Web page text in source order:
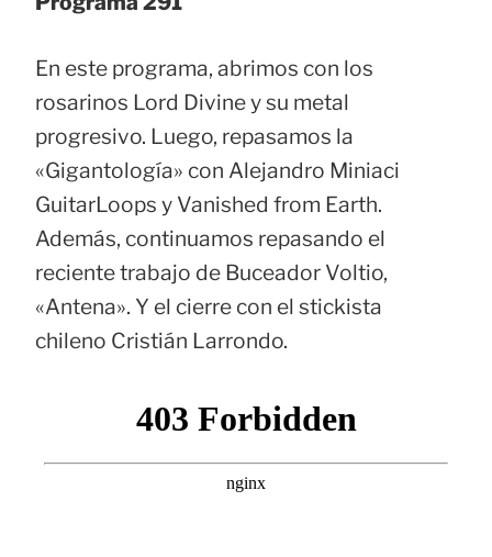
En este programa, abrimos con los
rosarinos Lord Divine y su metal
progresivo. Luego, repasamos la
«Gigantología» con Alejandro Miniaci
GuitarLoops y Vanished from Earth.
Además, continuamos repasando el
reciente trabajo de Buceador Voltio,
«Antena». Y el cierre con el stickista
chileno Cristián Larrondo.